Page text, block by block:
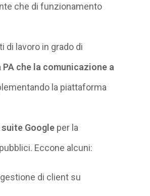
che di funzionamento
di lavoro in grado di
che la comunicazione a
la piattaforma
Googleper la
Eccone alcuni:
di client su